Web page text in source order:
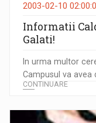
2003-02-10
Informatii
Galati!
In urma multor
Campusul va avea
CONTINUARE